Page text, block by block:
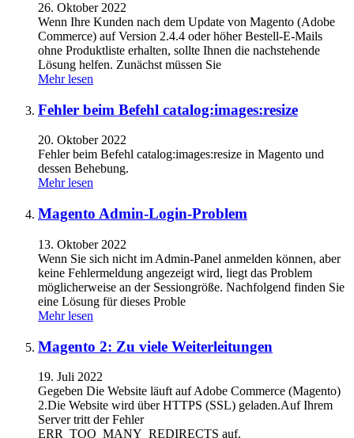
26. Oktober 2022
Wenn Ihre Kunden nach dem Update von Magento (Adobe
Commerce) auf Version 2.4.4 oder höher Bestell-E-Mails
ohne Produktliste erhalten, sollte Ihnen die nachstehende
Lösung helfen. Zunächst müssen Sie
Mehr lesen
Fehler beim Befehl catalog:images:resize
20. Oktober 2022
Fehler beim Befehl catalog:images:resize in Magento und
dessen Behebung.
Mehr lesen
Magento Admin-Login-Problem
13. Oktober 2022
Wenn Sie sich nicht im Admin-Panel anmelden können, aber
keine Fehlermeldung angezeigt wird, liegt das Problem
möglicherweise an der Sessiongröße. Nachfolgend finden Sie
eine Lösung für dieses Proble
Mehr lesen
Magento 2: Zu viele Weiterleitungen
19. Juli 2022
Gegeben Die Website läuft auf Adobe Commerce (Magento)
2.Die Website wird über HTTPS (SSL) geladen.Auf Ihrem
Server tritt der Fehler
ERR_TOO_MANY_REDIRECTS auf.